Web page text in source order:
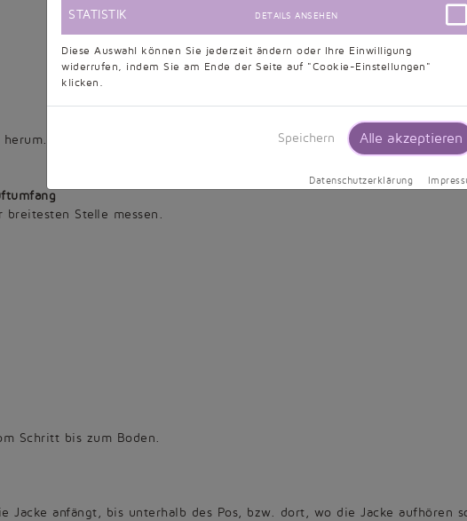
breitesten Stelle messen.
Schritt bis zum Boden.
Jacke anfängt, bis unterhalb des Pos, bzw. dort, wo die Jacke aufhören
STATISTIK DETAILS ANSEHEN
Diese Auswahl können Sie jederzeit ändern oder Ihre Einwilligung
widerrufen, indem Sie am Ende der Seite auf "Cookie-Einstellungen"
klicken.
Speichern Alle akzeptieren
Datenschutzerklärung